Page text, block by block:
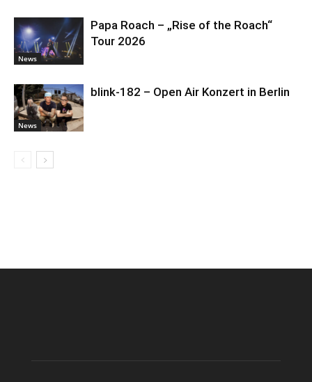
News
Papa Roach – „Rise of the Roach“
Tour 2026
News
blink-182 – Open Air Konzert in Berlin